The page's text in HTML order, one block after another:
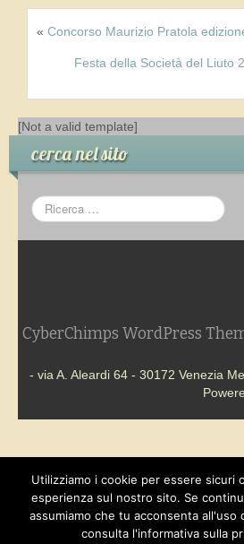
Cataloghi e biblioteche in rete
Intavolature in rete
Case editrici
« Concorso Maurizio Pratola
Festa della Società del Liuto
[Not a valid template]
cerca nel sito
CyberChimps WordPress
- via A. Aleardi 64 - 30172 Venezia
Utilizziamo i cookie per essere sicuri
esperienza sul nostro sito. Se
assumiamo che tu acconsenta all'uso
consulta l'informativa sulla